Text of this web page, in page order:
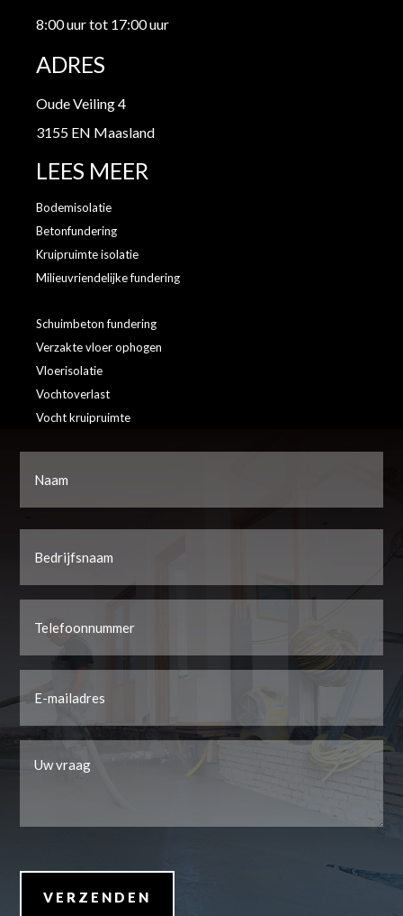
8:00 uur tot 17:00 uur
ADRES
Oude Veiling 4
3155 EN Maasland
LEES MEER
Bodemisolatie
Betonfundering
Kruipruimte isolatie
Milieuvriendelijke fundering
Schuimbeton fundering
Verzakte vloer ophogen
Vloerisolatie
Vochtoverlast
Vocht kruipruimte